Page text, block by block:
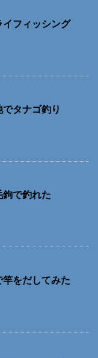
フィッシング
タナゴ釣り
鉤で釣れた
をだしてみた